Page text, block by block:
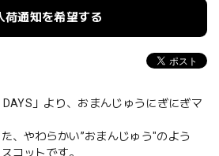
荷通知を希望する
」より、おまんじゅうにぎにぎマ
、やわらかい”おまんじゅう"のよう
コットです。